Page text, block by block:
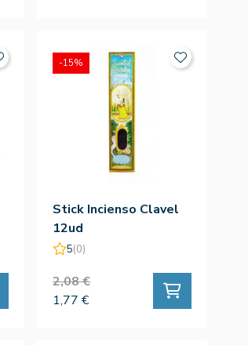
Stick Incienso Clavel
12ud
5(0)
2,08 €
1,77 €
-15%